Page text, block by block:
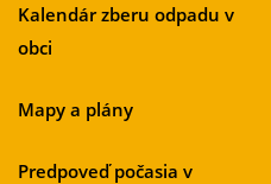
Kalendár zberu odpadu v
obci
Mapy a plány
Predpoveď počasia v